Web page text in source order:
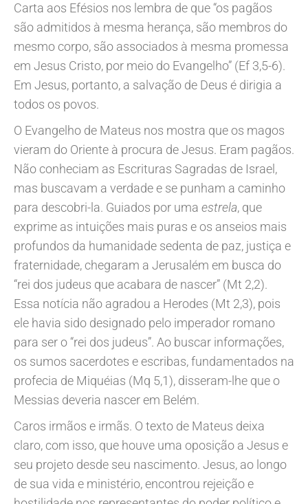
Carta aos Efésios nos lembra de que “os pagãos
são admitidos à mesma herança, são membros do
mesmo corpo, são associados à mesma promessa
em Jesus Cristo, por meio do Evangelho” (Ef 3,5-6).
Em Jesus, portanto, a salvação de Deus é dirigia a
todos os povos.
O Evangelho de Mateus nos mostra que os magos
vieram do Oriente à procura de Jesus. Eram pagãos.
Não conheciam as Escrituras Sagradas de Israel,
mas buscavam a verdade e se punham a caminho
para descobri-la. Guiados por uma estrela, que
exprime as intuições mais puras e os anseios mais
profundos da humanidade sedenta de paz, justiça e
fraternidade, chegaram a Jerusalém em busca do
“rei dos judeus que acabara de nascer” (Mt 2,2).
Essa notícia não agradou a Herodes (Mt 2,3), pois
ele havia sido designado pelo imperador romano
para ser o “rei dos judeus”. Ao buscar informações,
os sumos sacerdotes e escribas, fundamentados na
profecia de Miquéias (Mq 5,1), disseram-lhe que o
Messias deveria nascer em Belém.
Caros irmãos e irmãs. O texto de Mateus deixa
claro, com isso, que houve uma oposição a Jesus e
seu projeto desde seu nascimento. Jesus, ao longo
de sua vida e ministério, encontrou rejeição e